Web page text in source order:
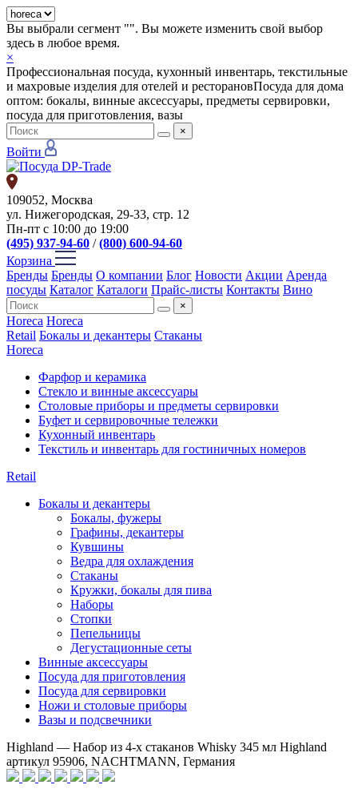
Вы выбрали сегмент "". Вы можете изменить свой выбор
здесь в любое время.
×
Профессиональная посуда, кухонный инвентарь, текстильные
и махровые изделия для отелей и ресторановПосуда для дома
оптом: бокалы, винные аксессуары, предметы сервировки,
посуда для приготовления, вазы
×
Войти
109052, Москва
ул. Нижегородская, 29-33, стр. 12
Пн-пт с 10:00 до 19:00
(495) 937-94-60 /(800) 600-94-60
Корзина
Бренды Бренды О компании Блог Новости Акции Аренда
посуды Каталог Каталоги Прайс-листы Контакты Вино
×
Horeca Horeca
Retail Бокалы и декантеры Стаканы
Horeca
Фарфор и керамика
Стекло и винные аксессуары
Столовые приборы и предметы сервировки
Буфет и сервировочные тележки
Кухонный инвентарь
Текстиль и инвентарь для гостиничных номеров
Retail
Бокалы и декантеры
Бокалы, фужеры
Графины, декантеры
Кувшины
Ведра для охлаждения
Стаканы
Кружки, бокалы для пива
Наборы
Стопки
Пепельницы
Дегустационные сеты
Винные аксессуары
Посуда для приготовления
Посуда для сервировки
Ножи и столовые приборы
Вазы и подсвечники
Highland — Набор из 4-х стаканов Whisky 345 мл Highland
артикул 95906, NACHTMANN, Германия